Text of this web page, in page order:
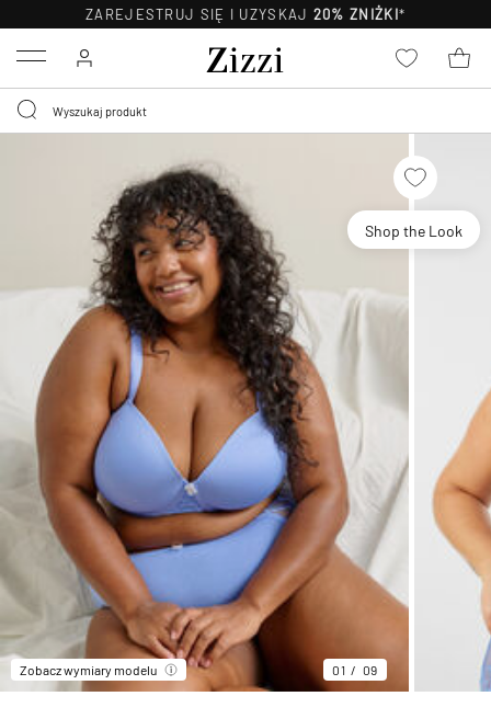
ZAREJESTRUJ SIĘ I UZYSKAJ 20% ZNIŻKI*
Menu
Shop the Look
Zobacz wymiary modelu 01 09